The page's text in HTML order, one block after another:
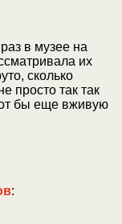
в музее на
их
сколько
просто так так
бы еще вживую
: